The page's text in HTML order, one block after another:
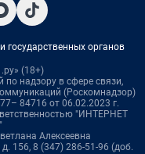
государственных органов
(18+)
надзору в сфере связи,
(Роскомнадзор)
84716 от 06.02.2023 г.
"ИНТЕРНЕТ
Алексеевна
156, 8 (347) 286-51-96 (доб.